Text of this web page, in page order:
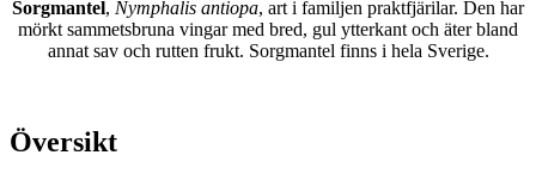
Sorgmantel, Nymphalis antiopa, art i familjen praktfjärilar. Den har
mörkt sammetsbruna vingar med bred, gul ytterkant och äter bland
annat sav och rutten frukt. Sorgmantel finns i hela Sverige.
Översikt